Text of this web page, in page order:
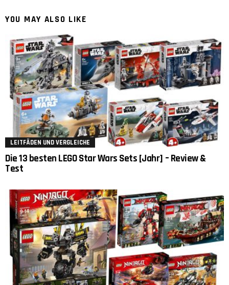
YOU MAY ALSO LIKE
LEITFÄDEN UND VERGLEICHE
Die 13 besten LEGO Star Wars Sets [Jahr] – Review &
Test